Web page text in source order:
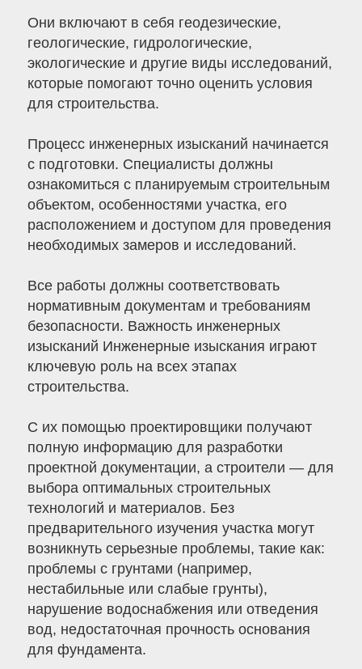
Они включают в себя геодезические,
геологические, гидрологические,
экологические и другие виды исследований,
которые помогают точно оценить условия
для строительства.
Процесс инженерных изысканий начинается
с подготовки. Специалисты должны
ознакомиться с планируемым строительным
объектом, особенностями участка, его
расположением и доступом для проведения
необходимых замеров и исследований.
Все работы должны соответствовать
нормативным документам и требованиям
безопасности. Важность инженерных
изысканий Инженерные изыскания играют
ключевую роль на всех этапах
строительства.
С их помощью проектировщики получают
полную информацию для разработки
проектной документации, а строители — для
выбора оптимальных строительных
технологий и материалов. Без
предварительного изучения участка могут
возникнуть серьезные проблемы, такие как:
проблемы с грунтами (например,
нестабильные или слабые грунты),
нарушение водоснабжения или отведения
вод, недостаточная прочность основания
для фундамента.